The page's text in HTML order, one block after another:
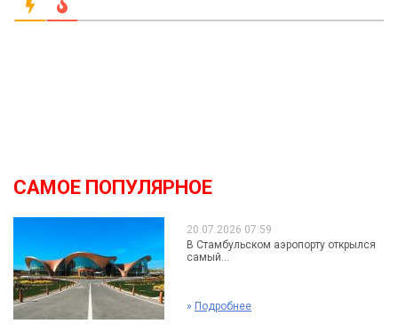
САМОЕ ПОПУЛЯРНОЕ
20.07.2026 07:59
В Стамбульском аэропорту открылся
самый...
» Подробнее